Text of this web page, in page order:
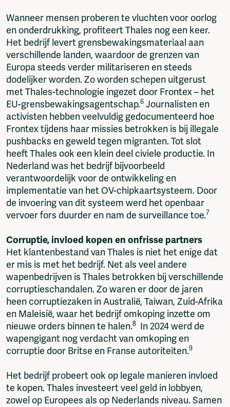
Wanneer mensen proberen te vluchten voor oorlog
en onderdrukking, profiteert Thales nog een keer.
Het bedrijf levert grensbewakingsmateriaal aan
verschillende landen, waardoor de grenzen van
Europa steeds verder militariseren en steeds
dodelijker worden. Zo worden schepen uitgerust
met Thales-technologie ingezet door Frontex – het
EU-grensbewakingsagentschap.6 Journalisten en
activisten hebben veelvuldig gedocumenteerd hoe
Frontex tijdens haar missies betrokken is bij illegale
pushbacks en geweld tegen migranten. Tot slot
heeft Thales ook een klein deel civiele productie. In
Nederland was het bedrijf bijvoorbeeld
verantwoordelijk voor de ontwikkeling en
implementatie van het OV-chipkaartsysteem. Door
de invoering van dit systeem werd het openbaar
vervoer fors duurder en nam de surveillance toe.7
Corruptie, invloed kopen en onfrisse partners
Het klantenbestand van Thales is niet het enige dat
er mis is met het bedrijf. Net als veel andere
wapenbedrijven is Thales betrokken bij verschillende
corruptieschandalen. Zo waren er door de jaren
heen corruptiezaken in Australië, Taiwan, Zuid-Afrika
en Maleisië, waar het bedrijf omkoping inzette om
nieuwe orders binnen te halen.8 In 2024 werd de
wapengigant nog verdacht van omkoping en
corruptie door Britse en Franse autoriteiten.9
Het bedrijf probeert ook op legale manieren invloed
te kopen. Thales investeert veel geld in lobbyen,
zowel op Europees als op Nederlands niveau. Samen